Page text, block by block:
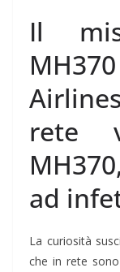
Il
rete
ad
La curiosità
che in rete